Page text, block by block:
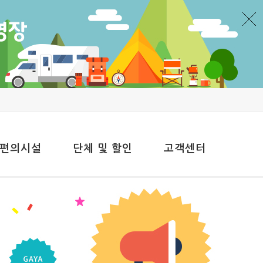
의시설 단체 및 할인 고객센터